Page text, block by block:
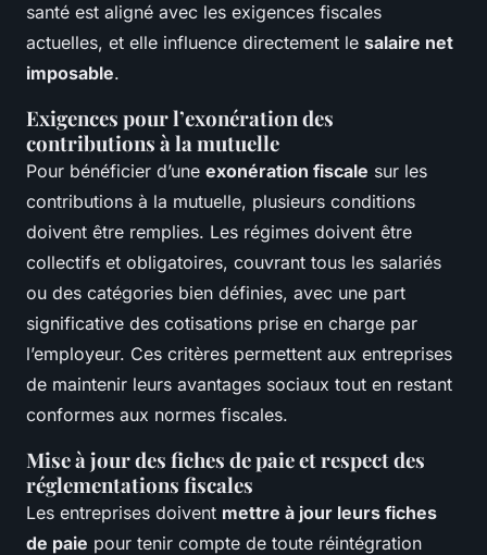
santé est aligné avec les exigences fiscales
actuelles, et elle influence directement le salaire net
imposable.
Exigences pour l’exonération des
contributions à la mutuelle
Pour bénéficier d’une exonération fiscale sur les
contributions à la mutuelle, plusieurs conditions
doivent être remplies. Les régimes doivent être
collectifs et obligatoires, couvrant tous les salariés
ou des catégories bien définies, avec une part
significative des cotisations prise en charge par
l’employeur. Ces critères permettent aux entreprises
de maintenir leurs avantages sociaux tout en restant
conformes aux normes fiscales.
Mise à jour des fiches de paie et respect des
réglementations fiscales
Les entreprises doivent mettre à jour leurs fiches
de paie pour tenir compte de toute réintégration